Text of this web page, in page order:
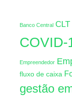
Banco Central CLT
COVID-
Empreendedor
fluxo de caixa
gestão